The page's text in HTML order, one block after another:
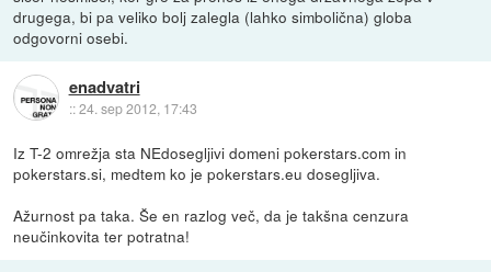
drugega, bi pa veliko bolj zalegla (lahko simbolična) globa
odgovorni osebi.
enadvatri
::24. sep 2012, 17:43
Iz T-2 omrežja sta NEdosegljivi domeni pokerstars.com in
pokerstars.si, medtem ko je pokerstars.eu dosegljiva.
Ažurnost pa taka. Še en razlog več, da je takšna cenzura
neučinkovita ter potratna!